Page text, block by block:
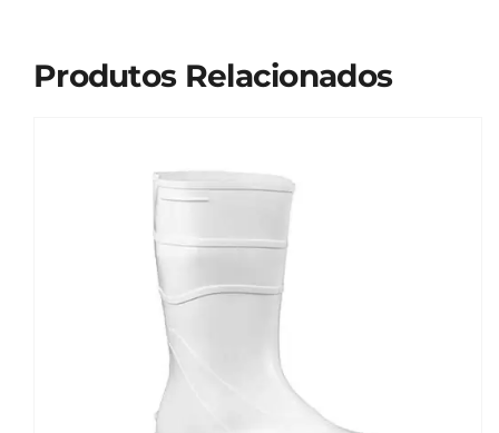
Produtos Relacionados